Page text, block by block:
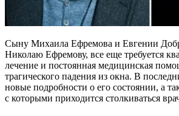
Сыну Михаила Ефремова и Евгении
Николаю Ефремову, все еще требуется
лечение и постоянная медицинская
трагического падения из окна. В
новые подробности о его состоянии, а
с которыми приходится столкиваться